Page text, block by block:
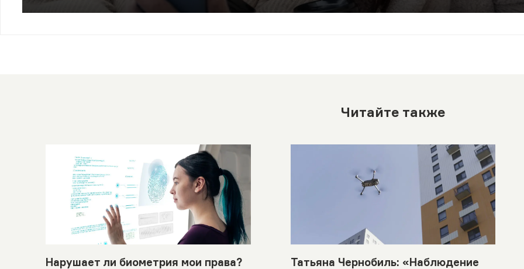
Читайте также
Нарушает ли биометрия мои права?
Татьяна Чернобиль: «Наблюдение